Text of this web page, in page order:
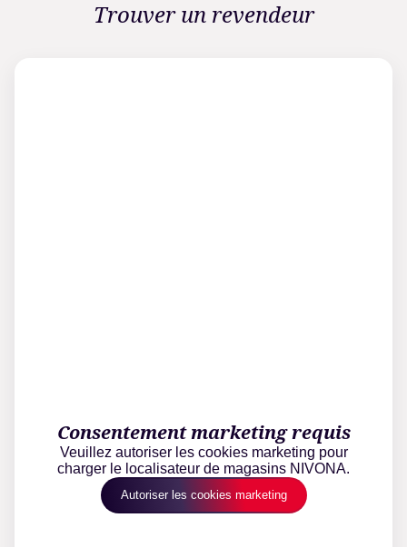
Trouver un revendeur
Consentement marketing requis
Veuillez autoriser les cookies marketing pour
charger le localisateur de magasins NIVONA.
Autoriser les cookies marketing